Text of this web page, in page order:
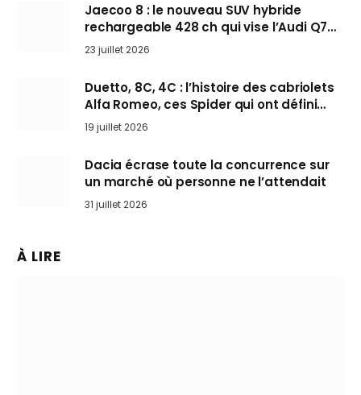
Jaecoo 8 : le nouveau SUV hybride
rechargeable 428 ch qui vise l’Audi Q7
arrive en Europe cet automne
23 juillet 2026
Duetto, 8C, 4C : l’histoire des cabriolets
Alfa Romeo, ces Spider qui ont défini
l’art de rouler cheveux au vent
19 juillet 2026
Dacia écrase toute la concurrence sur
un marché où personne ne l’attendait
31 juillet 2026
À LIRE